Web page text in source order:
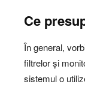
Ce
În general,
filtrelor și
sistemul o